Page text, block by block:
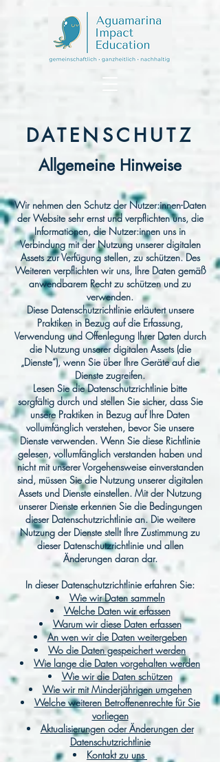
DATENSCHUTZ
Allgemeine Hinweise
Wir nehmen den Schutz der Nutzer:innen-Daten
der Website sehr ernst und verpflichten uns, die
Informationen, die Nutzer:innen uns in
Verbindung mit der Nutzung unserer digitalen
Assets zur Verfügung stellen, zu schützen. Des
Weiteren verpflichten wir uns, Ihre Daten gemäß
anwendbarem Recht zu schützen und zu
verwenden.
Diese Datenschutzrichtlinie erläutert unsere
Praktiken in Bezug auf die Erfassung,
Verwendung und Offenlegung Ihrer Daten durch
die Nutzung unserer digitalen Assets (die
„Dienste“), wenn Sie über Ihre Geräte auf die
Dienste zugreifen.
Lesen Sie die Datenschutzrichtlinie bitte
sorgfältig durch und stellen Sie sicher, dass Sie
unsere Praktiken in Bezug auf Ihre Daten
vollumfänglich verstehen, bevor Sie unsere
Dienste verwenden. Wenn Sie diese Richtlinie
gelesen, vollumfänglich verstanden haben und
nicht mit unserer Vorgehensweise einverstanden
sind, müssen Sie die Nutzung unserer digitalen
Assets und Dienste einstellen. Mit der Nutzung
unserer Dienste erkennen Sie die Bedingungen
dieser Datenschutzrichtlinie an. Die weitere
Nutzung der Dienste stellt Ihre Zustimmung zu
dieser Datenschutzrichtlinie und allen
Änderungen daran dar.
In dieser Datenschutzrichtlinie erfahren Sie:
Wie wir Daten sammeln
Welche Daten wir erfassen
Warum wir diese Daten erfassen
An wen wir die Daten weitergeben
Wo die Daten gespeichert werden
Wie lange die Daten vorgehalten werden
Wie wir die Daten schützen
Wie wir mit Minderjährigen umgehen
Welche weiteren Betroffenenrechte für Sie
vorliegen
Aktualisierungen oder Änderungen der
Datenschutzrichtlinie
Kontakt zu uns